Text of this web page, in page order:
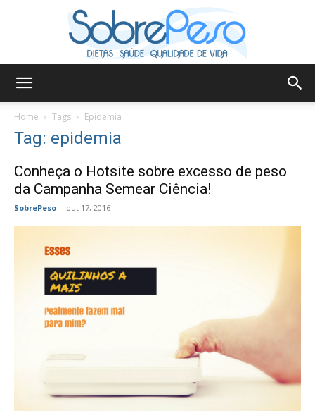
Home Tags Epidemia
Tag: epidemia
Conheça o Hotsite sobre excesso de peso
da Campanha Semear Ciência!
SobrePeso - out 17, 2016